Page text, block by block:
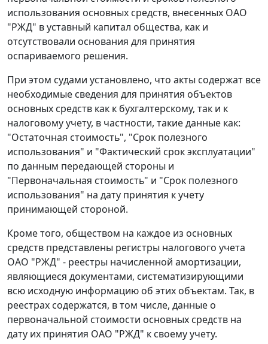
использования основных средств, внесенных ОАО
"РЖД" в уставный капитал общества, как и
отсутствовали основания для принятия
оспариваемого решения.
При этом судами установлено, что акты содержат все
необходимые сведения для принятия объектов
основных средств как к бухгалтерскому, так и к
налоговому учету, в частности, такие данные как:
"Остаточная стоимость", "Срок полезного
использования" и "Фактический срок эксплуатации"
по данным передающей стороны и
"Первоначальная стоимость" и "Срок полезного
использования" на дату принятия к учету
принимающей стороной.
Кроме того, обществом на каждое из основных
средств представлены регистры налогового учета
ОАО "РЖД" - реестры начисленной амортизации,
являющиеся документами, систематизирующими
всю исходную информацию об этих объектам. Так, в
реестрах содержатся, в том числе, данные о
первоначальной стоимости основных средств на
дату их принятия ОАО "РЖД" к своему учету.